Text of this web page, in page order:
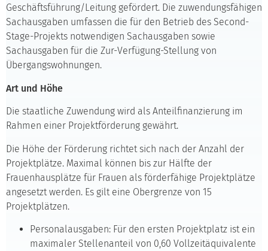
Geschäftsführung/Leitung gefördert. Die zuwendungsfähigen
Sachausgaben umfassen die für den Betrieb des Second-
Stage-Projekts notwendigen Sachausgaben sowie
Sachausgaben für die Zur-Verfügung-Stellung von
Übergangswohnungen.
Art und Höhe
Die staatliche Zuwendung wird als Anteilfinanzierung im
Rahmen einer Projektförderung gewährt.
Die Höhe der Förderung richtet sich nach der Anzahl der
Projektplätze. Maximal können bis zur Hälfte der
Frauenhausplätze für Frauen als förderfähige Projektplätze
angesetzt werden. Es gilt eine Obergrenze von 15
Projektplätzen.
Personalausgaben: Für den ersten Projektplatz ist ein
maximaler Stellenanteil von 0,60 Vollzeitäquivalente